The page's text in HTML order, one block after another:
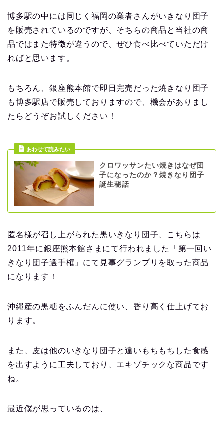
博多駅の中には同じく福岡の業者さんがいきなり団子
を販売されているのですが、そちらの商品と当社の商
品ではまた特徴が違うので、ぜひ食べ比べていただけ
ればと思います。
もちろん、銀座熊本館で即日完売だった焼きなり団子
も博多駅店で販売しておりますので、機会がありまし
たらどうぞお試しください！
あわせて読みたい
クロワッサンたい焼きはなぜ団
子になったのか？焼きなり団子
誕生秘話
匿名様が召し上がられた黒いきなり団子、こちらは
2011年に銀座熊本館さまにて行われました「第一回い
きなり団子選手権」にて見事グランプリを取った商品
になります！
沖縄産の黒糖をふんだんに使い、香り高く仕上げてお
ります。
また、皮は他のいきなり団子と違いもちもちした食感
を出すように工夫しており、エキゾチックな商品です
ね。
最近僕が思っているのは、